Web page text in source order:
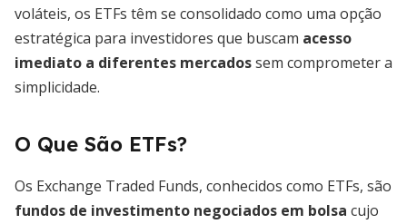
voláteis, os ETFs têm se consolidado como uma opção
estratégica para investidores que buscam acesso
imediato a diferentes mercadossem comprometer a
simplicidade.
O Que São ETFs?
Os Exchange Traded Funds, conhecidos como ETFs, são
fundos de investimento negociados em bolsa cujo